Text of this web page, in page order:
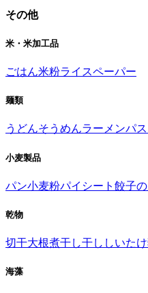
その他
米・米加工品
ごはん米粉ライスペーパー
麺類
うどんそうめんラーメンパ
小麦製品
パン小麦粉パイシート 餃子
乾物
切干大根煮干し干ししいたけ
海藻